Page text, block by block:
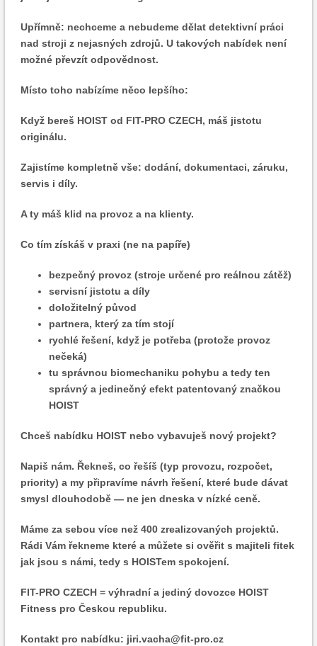
Upřímně: nechceme a nebudeme dělat detektivní práci
nad stroji z nejasných zdrojů. U takových nabídek není
možné převzít odpovědnost.
Místo toho nabízíme něco lepšího:
Když bereš HOIST od FIT-PRO CZECH, máš jistotu
originálu.
Zajistíme kompletně vše: dodání, dokumentaci, záruku,
servis i díly.
A ty máš klid na provoz a na klienty.
Co tím získáš v praxi (ne na papíře)
bezpečný provoz (stroje určené pro reálnou zátěž)
servisní jistotu a díly
doložitelný původ
partnera, který za tím stojí
rychlé řešení, když je potřeba (protože provoz
nečeká)
tu správnou biomechaniku pohybu a tedy ten
správný a jedinečný efekt patentovaný značkou
HOIST
Chceš nabídku HOIST nebo vybavuješ nový projekt?
Napiš nám. Řekneš, co řešíš (typ provozu, rozpočet,
priority) a my připravíme návrh řešení, které bude dávat
smysl dlouhodobě — ne jen dneska v nízké ceně.
Máme za sebou více než 400 zrealizovaných projektů.
Rádi Vám řekneme které a můžete si ověřit s majiteli fitek
jak jsou s námi, tedy s HOISTem spokojení.
FIT-PRO CZECH = výhradní a jediný dovozce HOIST
Fitness pro Českou republiku.
Kontakt pro nabídku: jiri.vacha@fit-pro.cz